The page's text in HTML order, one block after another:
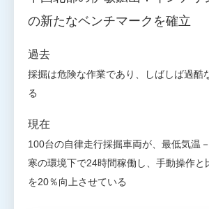
の新たなベンチマークを確立
過去
採掘は危険な作業であり、しばしば過酷
る
現在
100台の自律走行採掘車両が、最低気温
寒の環境下で24時間稼働し、手動操作と
を20％向上させている